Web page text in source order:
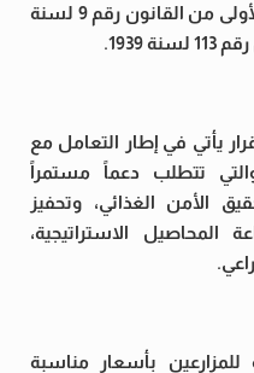
الوقف المنصوص عليها بالمادة الأولى من القانون رقم 9 لسنة
يأتي في إطار التعامل مع
تتطلب دعماً مستمراً
الأمن الغذائي، وتحفيز
المحاصيل الاستراتيجية،
بأسعار مناسبة